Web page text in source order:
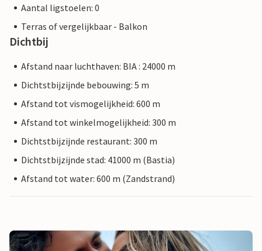
Aantal ligstoelen: 0
Terras of vergelijkbaar - Balkon
Dichtbij
Afstand naar luchthaven: BIA : 24000 m
Dichtstbijzijnde bebouwing: 5 m
Afstand tot vismogelijkheid: 600 m
Afstand tot winkelmogelijkheid: 300 m
Dichtstbijzijnde restaurant: 300 m
Dichtstbijzijnde stad: 41000 m (Bastia)
Afstand tot water: 600 m (Zandstrand)